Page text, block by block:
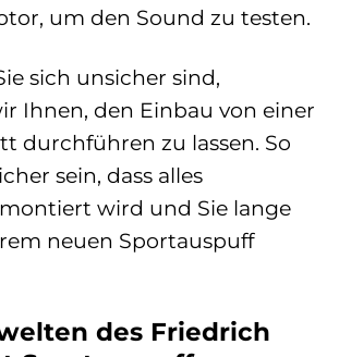
um den Sound zu testen.
sich unsicher sind,
Ihnen, den Einbau von einer
durchführen zu lassen. So
sein, dass alles
wird und Sie lange
neuen Sportauspuff
des Friedrich